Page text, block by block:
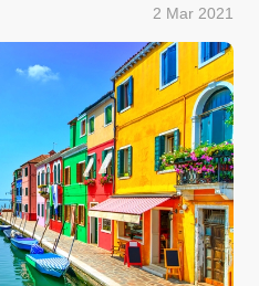
2 Mar 2021